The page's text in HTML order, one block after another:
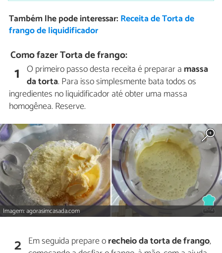
Também lhe pode interessar: Receita de Torta de
frango de liquidificador
Como fazer Torta de frango:
1 O primeiro passo desta receita é preparar a massa
da torta. Para isso simplesmente bata todos os
ingredientes no liquidificador até obter uma massa
homogênea. Reserve.
Imagem: agorasimcasada.com
2 Em seguida prepare orecheio da torta de frango,